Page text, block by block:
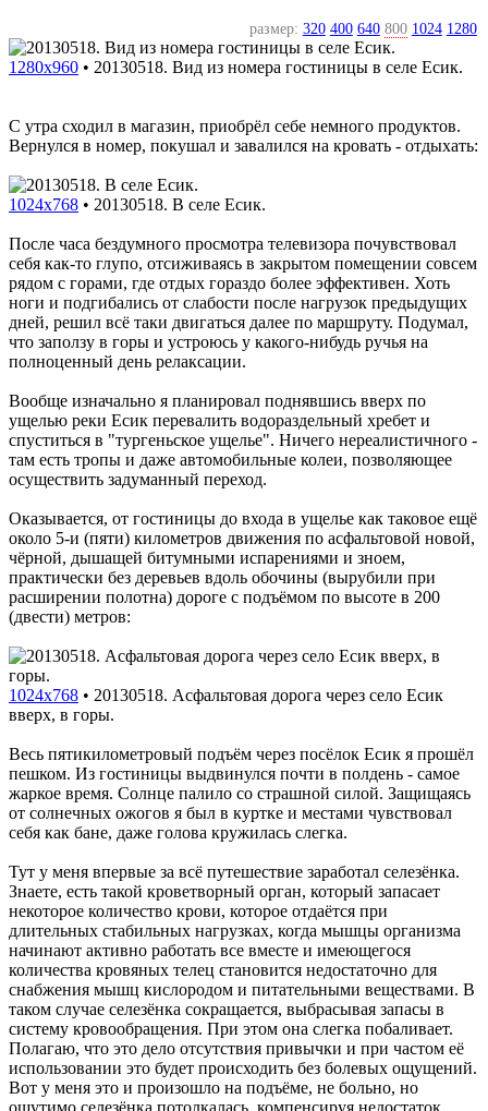
размер: 320 400 640 800 1024 1280
1280x960 • 20130518. Вид из номера гостиницы в селе Есик.
С утра сходил в магазин, приобрёл себе немного продуктов.
Вернулся в номер, покушал и завалился на кровать - отдыхать:
1024x768 • 20130518. В селе Есик.
После часа бездумного просмотра телевизора почувствовал
себя как-то глупо, отсиживаясь в закрытом помещении совсем
рядом с горами, где отдых гораздо более эффективен. Хоть
ноги и подгибались от слабости после нагрузок предыдущих
дней, решил всё таки двигаться далее по маршруту. Подумал,
что заползу в горы и устроюсь у какого-нибудь ручья на
полноценный день релаксации.
Вообще изначально я планировал поднявшись вверх по
ущелью реки Есик перевалить водораздельный хребет и
спуститься в "тургеньское ущелье". Ничего нереалистичного -
там есть тропы и даже автомобильные колеи, позволяющее
осуществить задуманный переход.
Оказывается, от гостиницы до входа в ущелье как таковое ещё
около 5-и (пяти) километров движения по асфальтовой новой,
чёрной, дышащей битумными испарениями и зноем,
практически без деревьев вдоль обочины (вырубили при
расширении полотна) дороге с подъёмом по высоте в 200
(двести) метров:
1024x768 • 20130518. Асфальтовая дорога через село Есик
вверх, в горы.
Весь пятикилометровый подъём через посёлок Есик я прошёл
пешком. Из гостиницы выдвинулся почти в полдень - самое
жаркое время. Солнце палило со страшной силой. Защищаясь
от солнечных ожогов я был в куртке и местами чувствовал
себя как бане, даже голова кружилась слегка.
Тут у меня впервые за всё путешествие заработал селезёнка.
Знаете, есть такой кроветворный орган, который запасает
некоторое количество крови, которое отдаётся при
длительных стабильных нагрузках, когда мышцы организма
начинают активно работать все вместе и имеющегося
количества кровяных телец становится недостаточно для
снабжения мышц кислородом и питательными веществами. В
таком случае селезёнка сокращается, выбрасывая запасы в
систему кровообращения. При этом она слегка побаливает.
Полагаю, что это дело отсутствия привычки и при частом её
использовании это будет происходить без болевых ощущений.
Вот у меня это и произошло на подъёме, не больно, но
ощутимо селезёнка потолкалась, компенсируя недостаток